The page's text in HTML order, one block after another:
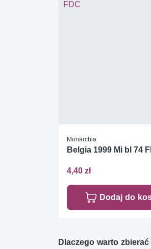
Monarchia
Belgia 1999 Mi bl 74
4,40 zł
Dodaj do
Dlaczego warto